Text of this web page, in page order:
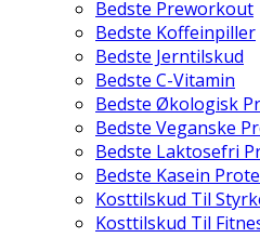
Bedste Preworkout
Bedste Koffeinpiller
Bedste Jerntilskud
Bedste C-Vitamin
Bedste Økologisk
Bedste Veganske
Bedste Laktosefri
Bedste Kasein
Kosttilskud Til
Kosttilskud Til